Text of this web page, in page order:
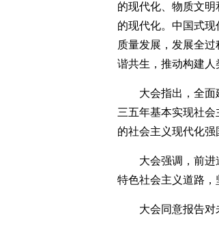
的现代化、物质文
的现代化。中国式
质量发展，发展全
谐共生，推动构建人
大会指出，全
三五年基本实现社
的社会主义现代化强
大会强调，前
特色社会主义道路，
大会同意报告对